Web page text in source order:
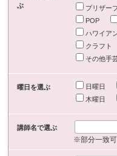
ぶ
プリザー
POP
ハワイア
クラフト
その他手
曜日を選ぶ 日曜日
木曜日
講師名で選ぶ
※部分一致可